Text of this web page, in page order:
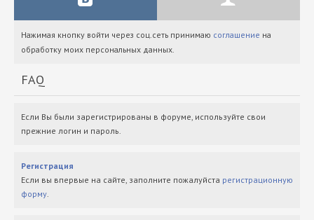
Нажимая кнопку войти через соц.сеть принимаю соглашение на
обработку моих персональных данных.
FAQ
Если Вы были зарегистрированы в форуме, используйте свои
прежние логин и пароль.
Регистрация
Если вы впервые на сайте, заполните пожалуйста регистрационную
форму.